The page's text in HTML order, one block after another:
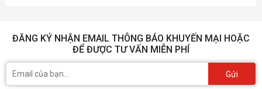
ĐĂNG KÝ NHẬN EMAIL THÔNG BÁO KHUYẾN MẠI HOẶC
ĐỂ ĐƯỢC TƯ VẤN MIỄN PHÍ
Gửi